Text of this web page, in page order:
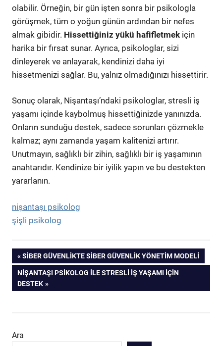
olabilir. Örneğin, bir gün işten sonra bir psikologla
görüşmek, tüm o yoğun günün ardından bir nefes
almak gibidir. Hissettiğiniz yükü hafifletmek için
harika bir fırsat sunar. Ayrıca, psikologlar, sizi
dinleyerek ve anlayarak, kendinizi daha iyi
hissetmenizi sağlar. Bu, yalnız olmadığınızı hissettirir.
Sonuç olarak, Nişantaşı’ndaki psikologlar, stresli iş
yaşamı içinde kaybolmuş hissettiğinizde yanınızda.
Onların sunduğu destek, sadece sorunları çözmekle
kalmaz; aynı zamanda yaşam kalitenizi artırır.
Unutmayın, sağlıklı bir zihin, sağlıklı bir iş yaşamının
anahtarıdır. Kendinize bir iyilik yapın ve bu destekten
yararlanın.
nişantaşı psikolog
şişli psikolog
Yazı
gezinmesi
PREVIOUS
POST:
SIBER GÜVENLIKTE SIBER GÜVENLIK YÖNETIM MODELI
NEXT
POST:
NIŞANTAŞI PSIKOLOG ILE STRESLI IŞ YAŞAMI IÇIN
DESTEK
Ara